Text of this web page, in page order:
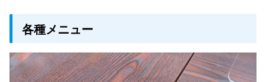
各種メニュー